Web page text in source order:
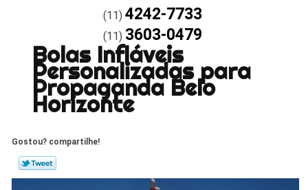
(11) 4242-7733
(11) 3603-0479
Bolas Infláveis
Personalizadas para
Propaganda Belo
Horizonte
Gostou? compartilhe!